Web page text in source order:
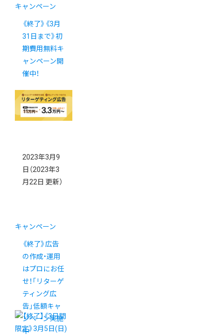
キャンペーン
《終了》《3月
31日まで》初
期費用無料キ
ャンペーン開
催中！
2023年3月9
日 （2023年3
月22日 更新）
キャンペーン
《終了》広告
の作成・運用
はプロにお任
せ！「リターゲ
ティング広
告」低額キャ
ンペーン実施
中